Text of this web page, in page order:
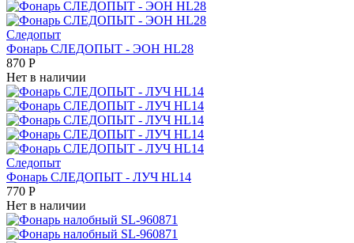
Следопыт
Фонарь СЛЕДОПЫТ - ЭОН HL28
870 Р
Нет в наличии
Следопыт
Фонарь СЛЕДОПЫТ - ЛУЧ HL14
770 Р
Нет в наличии